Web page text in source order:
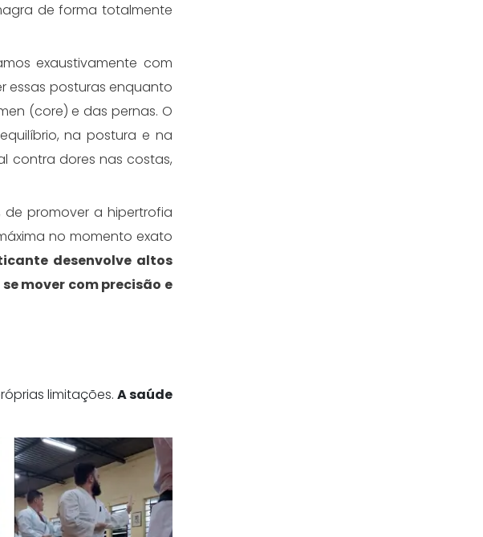
de forma totalmente
exaustivamente com
essas posturas enquanto
(core) e das pernas. O
na postura e na
contra dores nas costas,
promover a hipertrofia
no momento exato
desenvolve altos
mover com precisão e
limitações. A saúde